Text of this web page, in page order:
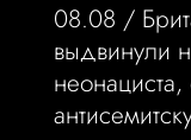
08.08 /
выдвинули